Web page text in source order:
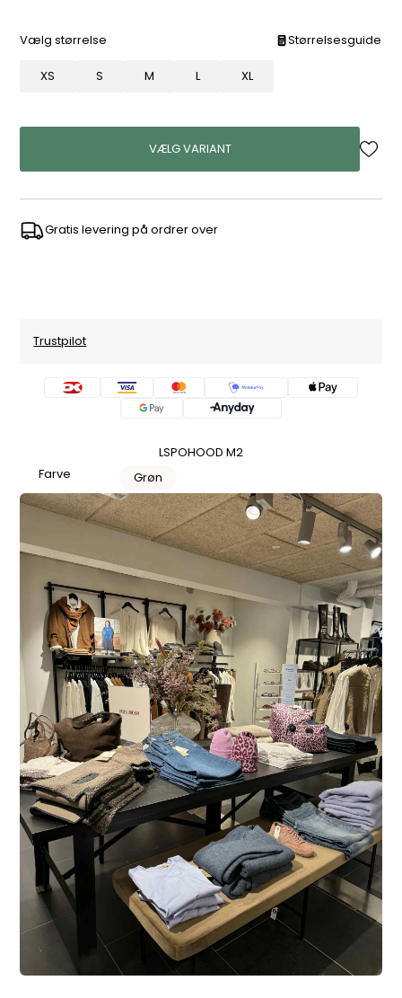
Vælg størrelse Størrelsesguide
XS S M L XL
VÆLG VARIANT
Gratis levering på ordrer over
Trustpilot
LSPOHOOD M2
Farve
Grøn